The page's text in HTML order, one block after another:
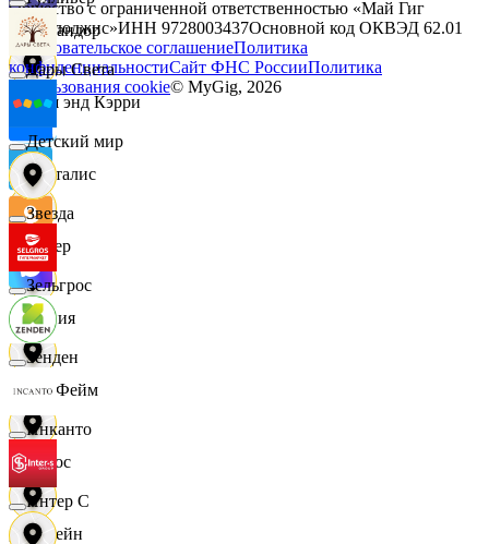
Командор
Кэш энд Кэрри
Лакталис
Левер
Линия
ЛисФейм
Логос
Лорейн
Дары Света
Детский мир
Звезда
Зельгрос
Зенден
Инканто
Интер С
Общество с ограниченной ответственностью «Май Гиг
Технолоджис»ИНН 9728003437Основной код ОКВЭД 62.01
Пользовательское соглашениеПолитика
конфиденциальностиСайт ФНС РоссииПолитика
использования cookie© MyGig, 2026